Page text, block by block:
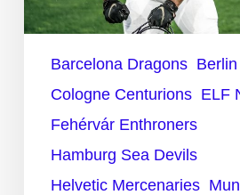
Barcelona Dragons
Cologne Centurions ELF
Fehérvár Enthroners
Hamburg Sea Devils
Helvetic Mercenaries